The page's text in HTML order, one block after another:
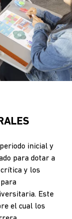
inicial y
para dotar a
y los
Este
el cual los